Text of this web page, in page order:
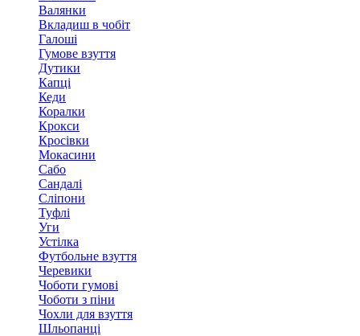
Валянки
Вкладиш в чобіт
Галоші
Гумове взуття
Дутики
Капці
Кеди
Коралки
Крокси
Кросівки
Мокасини
Сабо
Сандалі
Сліпони
Туфлі
Уги
Устілка
Футбольне взуття
Черевики
Чоботи гумові
Чоботи з піни
Чохли для взуття
Шльопанці